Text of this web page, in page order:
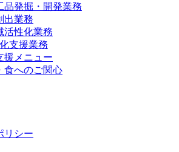
品発掘・開発業務
出業務
活性化業務
支援業務
援メニュー
食へのご関心
リシー